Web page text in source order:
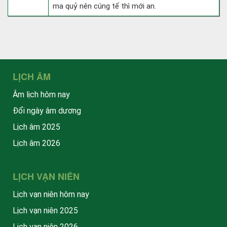
ma quỷ nên cúng tế thì mới an.
LỊCH ÂM
Âm lịch hôm nay
Đổi ngày âm dương
Lịch âm 2025
Lịch âm 2026
LỊCH VẠN NIÊN
Lịch vạn niên hôm nay
Lịch vạn niên 2025